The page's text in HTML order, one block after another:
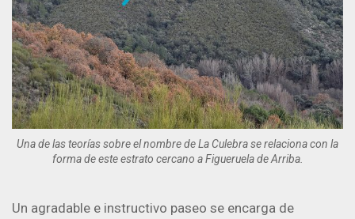
Una de las teorías sobre el nombre de La Culebra se relaciona con la
forma de este estrato cercano a Figueruela de Arriba.
Un agradable e instructivo paseo se encarga de